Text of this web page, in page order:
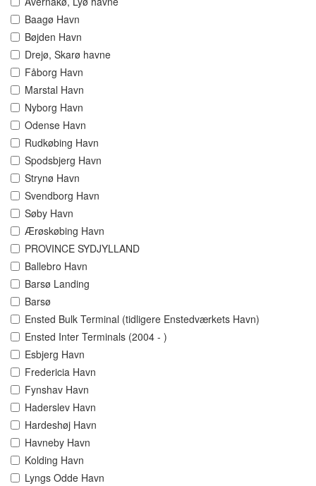
Baagø Havn
Bøjden Havn
Drejø, Skarø havne
Fåborg Havn
Marstal Havn
Nyborg Havn
Odense Havn
Rudkøbing Havn
Spodsbjerg Havn
Strynø Havn
Svendborg Havn
Søby Havn
Ærøskøbing Havn
PROVINCE SYDJYLLAND
Ballebro Havn
Barsø Landing
Barsø
Ensted Bulk Terminal (tidligere Enstedværkets Havn)
Ensted Inter Terminals (2004 - )
Esbjerg Havn
Fredericia Havn
Fynshav Havn
Haderslev Havn
Hardeshøj Havn
Havneby Havn
Kolding Havn
Lyngs Odde Havn